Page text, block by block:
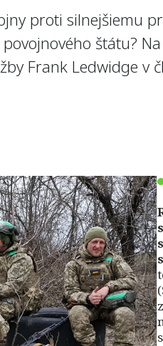
proti silnejšiemu
štátu?
Frank Ledwidge v